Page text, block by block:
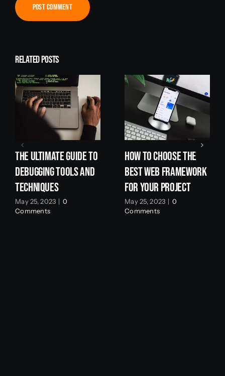
Related Posts
The Ultimate Guide To
Debugging Tools And
Techniques
May 25, 2023 | 0
Comments
How To Choose The
Best Web Framework
For Your Project
May 25, 2023 | 0
Comments